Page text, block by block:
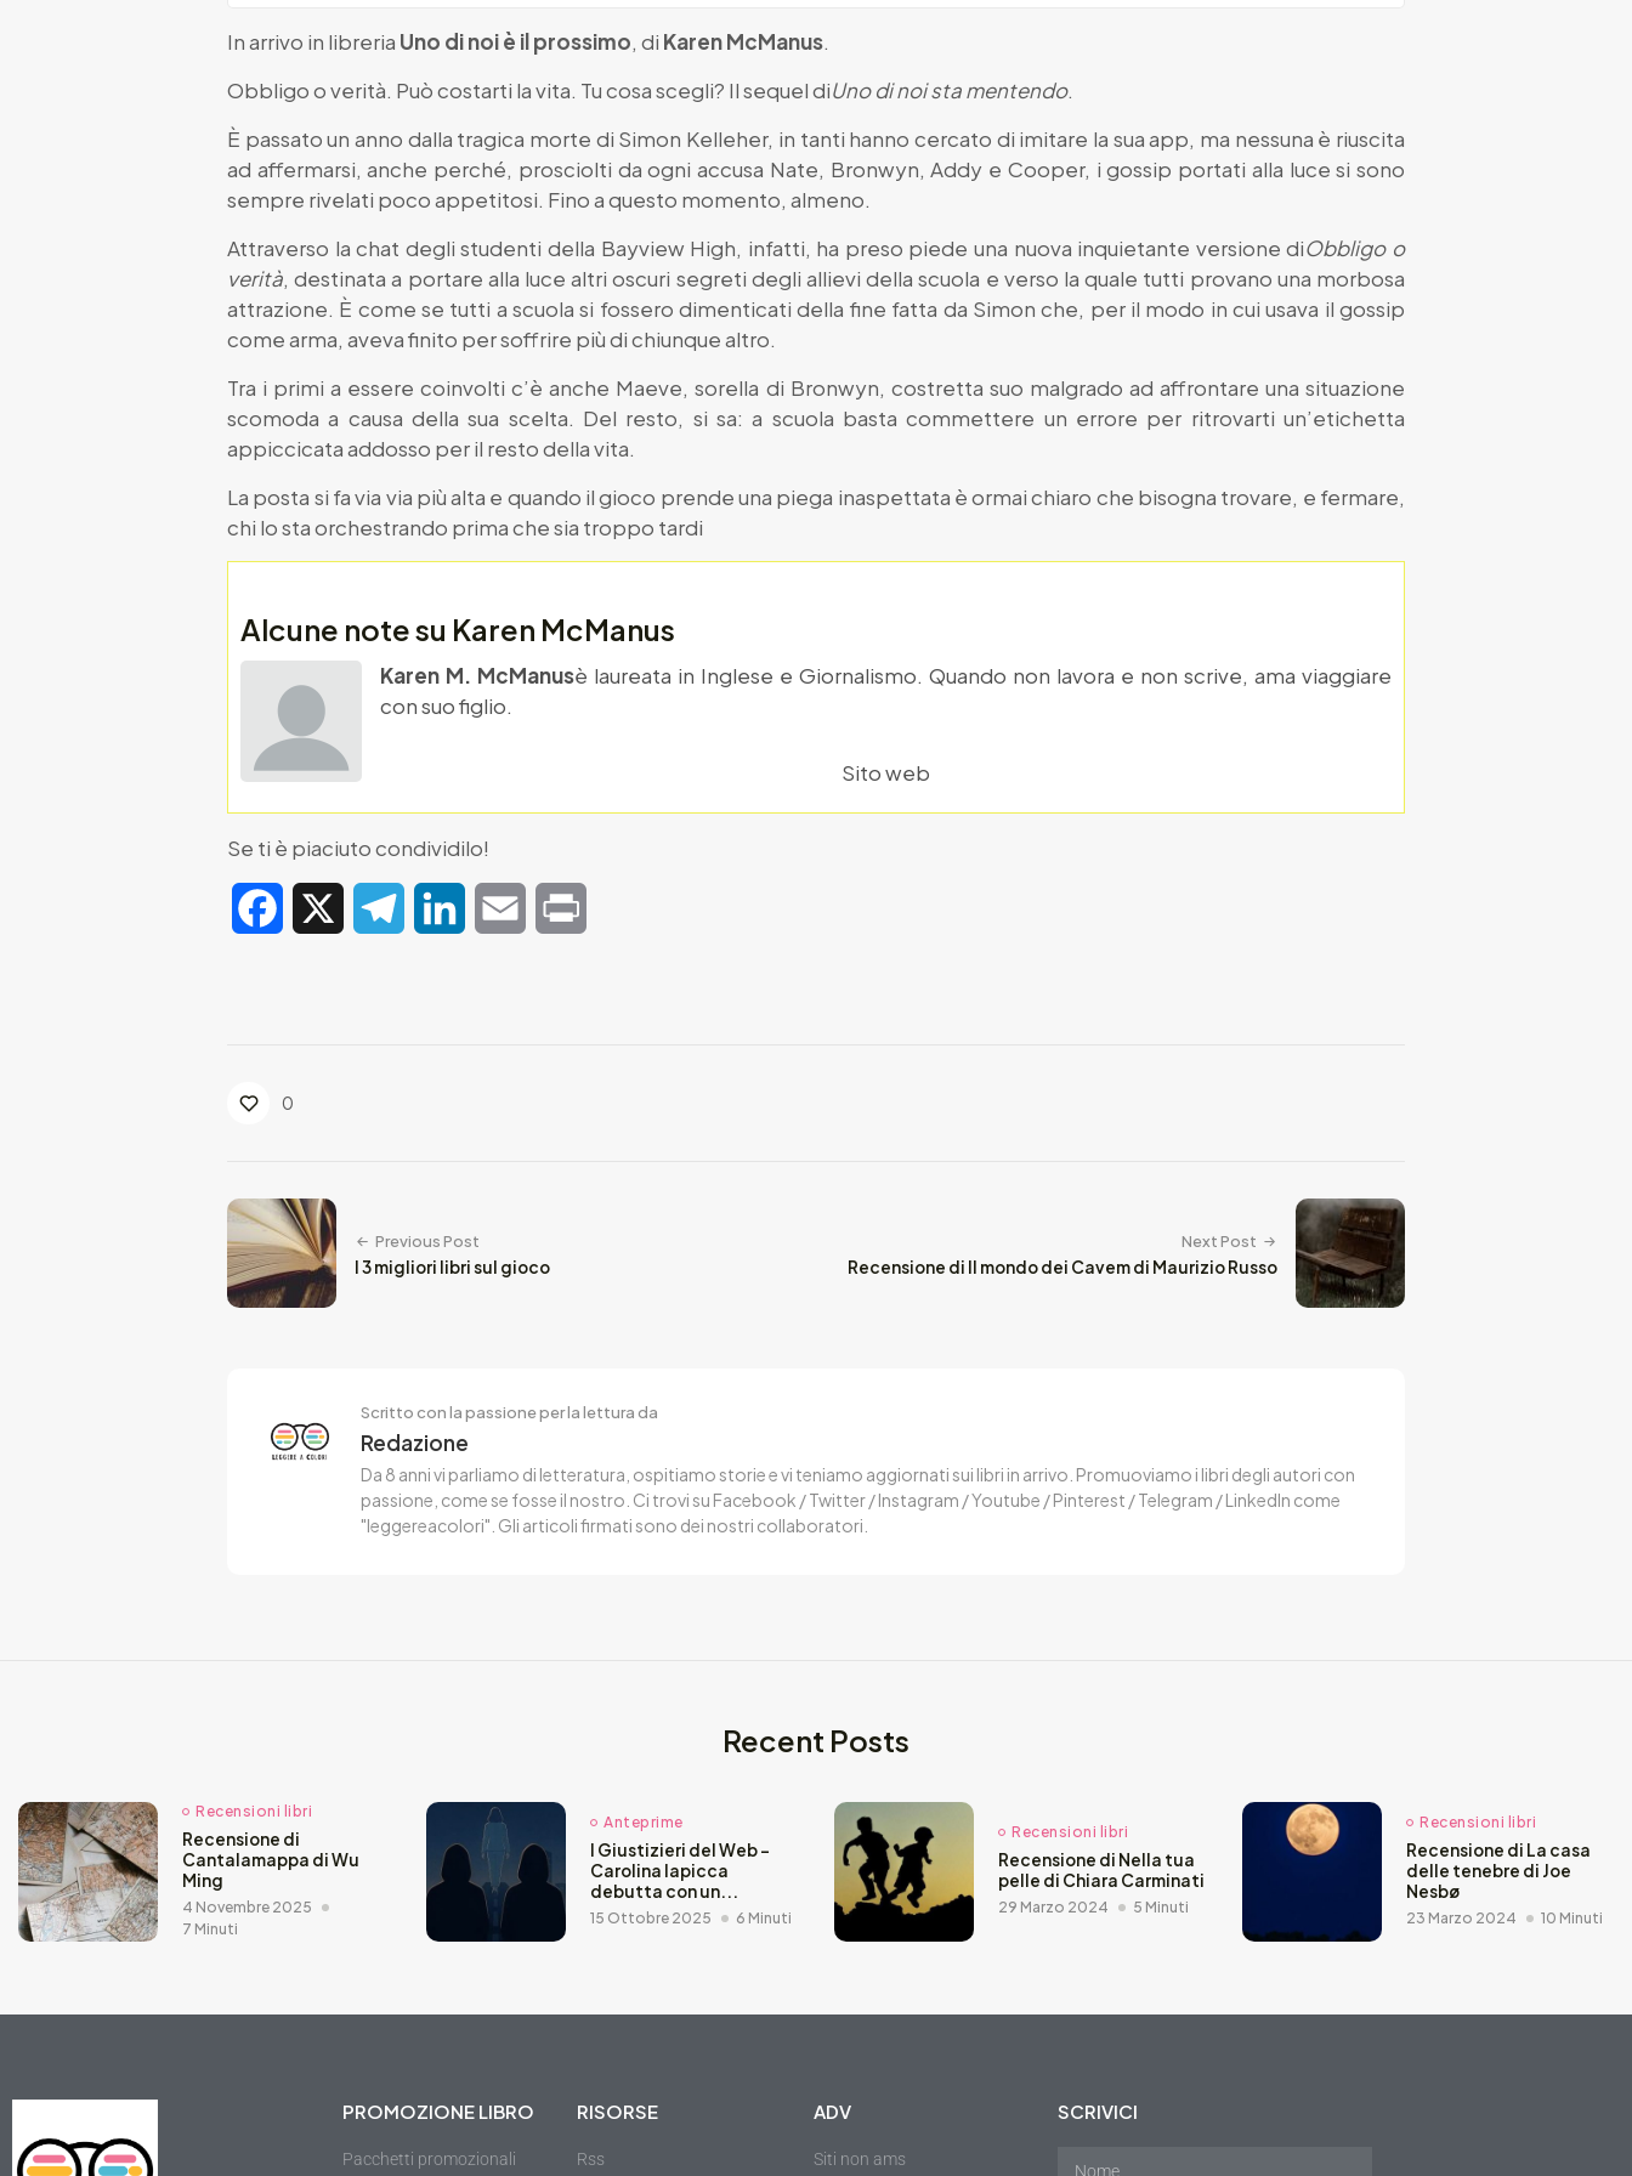
In arrivo in libreria Uno di noi è il prossimo, di Karen McManus.
Obbligo o verità. Può costarti la vita. Tu cosa scegli? Il sequel diUno di noi sta mentendo.
È passato un anno dalla tragica morte di Simon Kelleher, in tanti hanno cercato di imitare la sua app, ma nessuna è riuscita
ad affermarsi, anche perché, prosciolti da ogni accusa Nate, Bronwyn, Addy e Cooper, i gossip portati alla luce si sono
sempre rivelati poco appetitosi. Fino a questo momento, almeno.
Attraverso la chat degli studenti della Bayview High, infatti, ha preso piede una nuova inquietante versione diObbligo o
verità, destinata a portare alla luce altri oscuri segreti degli allievi della scuola e verso la quale tutti provano una morbosa
attrazione. È come se tutti a scuola si fossero dimenticati della fine fatta da Simon che, per il modo in cui usava il gossip
come arma, aveva finito per soffrire più di chiunque altro.
Tra i primi a essere coinvolti c’è anche Maeve, sorella di Bronwyn, costretta suo malgrado ad affrontare una situazione
scomoda a causa della sua scelta. Del resto, si sa: a scuola basta commettere un errore per ritrovarti un’etichetta
appiccicata addosso per il resto della vita.
La posta si fa via via più alta e quando il gioco prende una piega inaspettata è ormai chiaro che bisogna trovare, e fermare,
chi lo sta orchestrando prima che sia troppo tardi
Alcune note su Karen McManus
Karen M. McManusè laureata in Inglese e Giornalismo. Quando non lavora e non scrive, ama viaggiare
con suo figlio.
Sito web
Se ti è piaciuto condividilo!
Facebook TelegramLinkedIn Email
0
Previous Post
I 3 migliori libri sul gioco
Next Post
Recensione di Il mondo dei Cavem di Maurizio Russo
Scritto con la passione per la lettura da
Redazione
Da 8 anni vi parliamo di letteratura, ospitiamo storie e vi teniamo aggiornati sui libri in arrivo. Promuoviamo i libri degli autori con
passione, come se fosse il nostro. Ci trovi su Facebook / Twitter / Instagram / Youtube / Pinterest / Telegram / LinkedIn come
"leggereacolori". Gli articoli firmati sono dei nostri collaboratori.
Recent Posts
Recensioni libri
Recensione di
Cantalamappa di Wu
Ming
4 Novembre 2025
7 Minuti
Anteprime
I Giustizieri del Web –
Carolina Iapicca
debutta con un...
15 Ottobre 2025 6 Minuti
Recensioni libri
Recensione di Nella tua
pelle di Chiara Carminati
29 Marzo 2024 5 Minuti
Recensioni libri
Recensione di La casa
delle tenebre di Joe
Nesbø
23 Marzo 2024 10 Minuti
PROMOZIONE LIBRO
Pacchetti promozionali
RISORSE
Rss
ADV
Siti non ams
SCRIVICI